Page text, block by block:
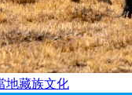
地藏族文化